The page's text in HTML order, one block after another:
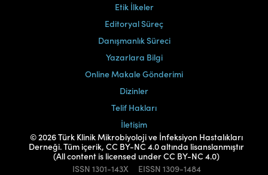
Etik İlkeler
Editoryal Süreç
Danışmanlık Süreci
Yazarlara Bilgi
Online Makale Gönderimi
Dizinler
Telif Hakları
İletişim
© 2026 Türk Klinik Mikrobiyoloji ve İnfeksiyon Hastalıkları
Derneği. Tüm içerik, CC BY-NC 4.0 altında lisanslanmıştır
(All content is licensed under CC BY-NC 4.0)
ISSN 1301-143X EISSN 1309-1484